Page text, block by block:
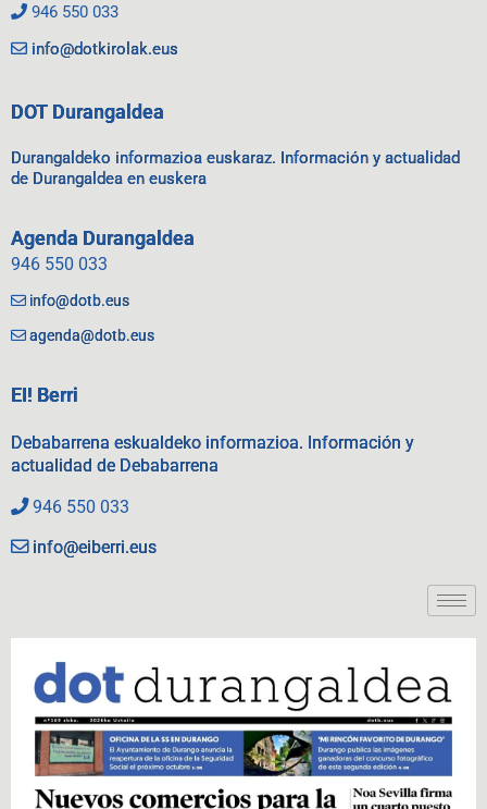
946 550 033
info@dotkirolak.eus
DOT Durangaldea
Durangaldeko informazioa euskaraz. Información y actualidad
de Durangaldea en euskera
Agenda Durangaldea
946 550 033
info@dotb.eus
agenda@dotb.eus
EI! Berri
Debabarrena eskualdeko informazioa. Información y
actualidad de Debabarrena
946 550 033
info@eiberri.eus